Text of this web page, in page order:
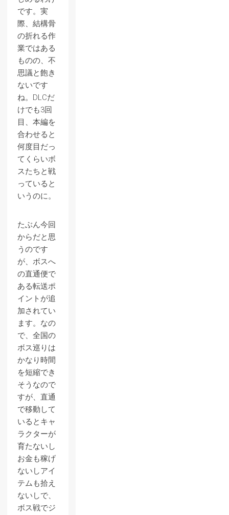
です。実
際、結構骨
の折れる作
業ではある
ものの、不
思議と飽き
ないです
ね。DLCだ
けでも3回
目、本編を
合わせると
何度目だっ
てくらいボ
スたちと戦
っていると
いうのに。
たぶん今回
からだと思
うのです
が、ボスへ
の直通便で
ある転送ポ
イントが追
加されてい
ます。なの
で、全国の
ボス巡りは
かなり時間
を短縮でき
そうなので
すが、直通
で移動して
いるとキャ
ラクターが
育たないし
お金も稼げ
ないしアイ
テムも拾え
ないしで、
ボス戦でジ